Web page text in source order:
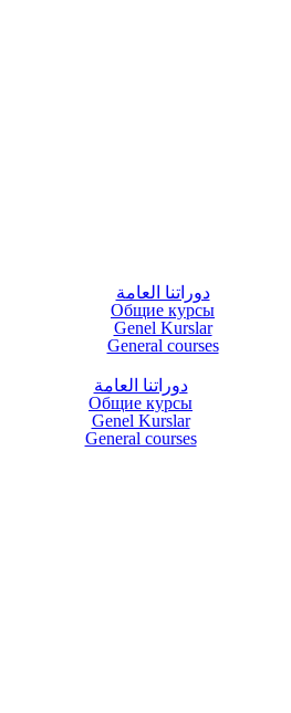
دوراتنا العامة
Общие курсы
Genel Kurslar
General courses
دوراتنا العامة
Общие курсы
Genel Kurslar
General courses